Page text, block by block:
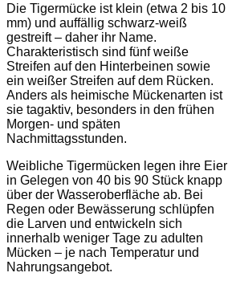
Die Tigermücke ist klein (etwa 2 bis 10
mm) und auffällig schwarz-weiß
gestreift – daher ihr Name.
Charakteristisch sind fünf weiße
Streifen auf den Hinterbeinen sowie
ein weißer Streifen auf dem Rücken.
Anders als heimische Mückenarten ist
sie tagaktiv, besonders in den frühen
Morgen- und späten
Nachmittagsstunden.
Weibliche Tigermücken legen ihre Eier
in Gelegen von 40 bis 90 Stück knapp
über der Wasseroberfläche ab. Bei
Regen oder Bewässerung schlüpfen
die Larven und entwickeln sich
innerhalb weniger Tage zu adulten
Mücken – je nach Temperatur und
Nahrungsangebot.